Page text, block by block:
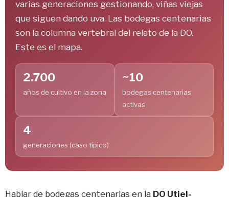
varias generaciones gestionando, viñas viejas
que siguen dando uva. Las bodegas centenarias
son la columna vertebral del relato de la DO.
Este es el mapa.
2.700
años de cultivo en la zona
~10
bodegas centenarias
activas
4
generaciones (caso típico)
Hablar de bodegas centenarias en la DO Utiel-